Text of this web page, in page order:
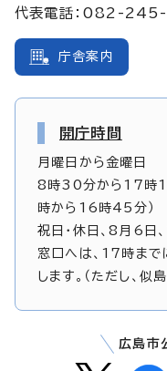
代表電話：082-
庁舎案内
開庁時間
月曜日から金曜日
8時30分から17時15
時から16時45分）
祝日・休日、8月6
窓口へは、17時まで
します。（ただし、
広島市